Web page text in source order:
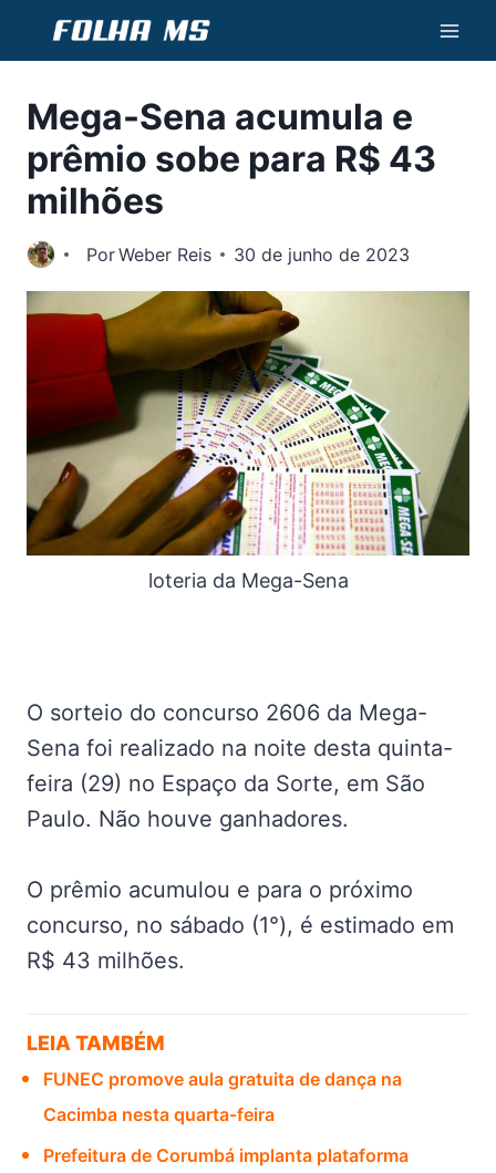
Conteúdo
Mega-Sena acumula e
prêmio sobe para R$ 43
milhões
PorWeber Reis 30 de junho de 2023
loteria da Mega-Sena
O sorteio do concurso 2606 da Mega-
Sena foi realizado na noite desta quinta-
feira (29) no Espaço da Sorte, em São
Paulo. Não houve ganhadores.
O prêmio acumulou e para o próximo
concurso, no sábado (1°), é estimado em
R$ 43 milhões.
LEIA TAMBÉM
FUNEC promove aula gratuita de dança na
Cacimba nesta quarta-feira
Prefeitura de Corumbá implanta plataforma